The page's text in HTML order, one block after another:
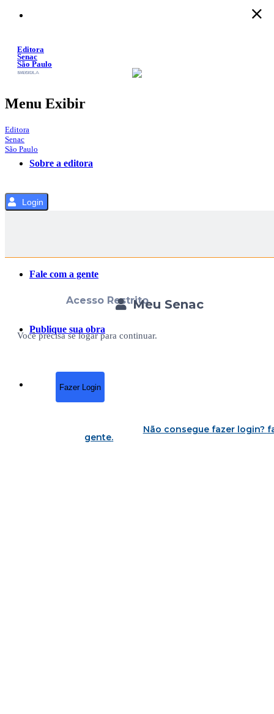
Conteúdo
Editora
Senac
São Paulo
SACOLA
MENU
Menu Exibir
Editora
Senac
São Paulo
Sobre a editora
Fale com a gente
Publique sua obra
Login
Meu Senac
Acesso Restrito
Você precisa se logar para continuar.
Fazer Login
Não consegue fazer login?
gente.